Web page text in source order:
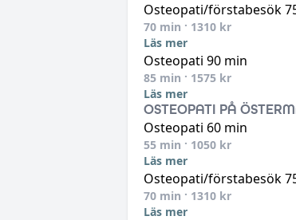
Osteopati/förstabesök
70 min · 1310 kr
Läs mer
Osteopati 90 min
85 min · 1575 kr
Läs mer
OSTEOPATI PÅ
Osteopati 60 min
55 min · 1050 kr
Läs mer
Osteopati/förstabesök
70 min · 1310 kr
Läs mer